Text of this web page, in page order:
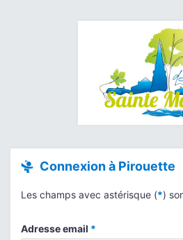
Connexion à Pirouette
Les champs avec astérisque (*)
Adresse email *